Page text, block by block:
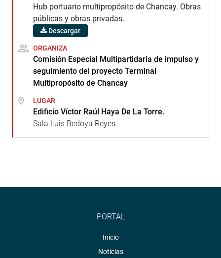
Hub portuario multipropósito de Chancay. Obras
públicas y obras privadas.
Descargar
ORGANIZA
Comisión Especial Multipartidaria de impulso y
seguimiento del proyecto Terminal
Multipropósito de Chancay
LUGAR
Edificio Víctor Raúl Haya De La Torre.
Sala Luis Bedoya Reyes.
PORTAL
Inicio
Noticias